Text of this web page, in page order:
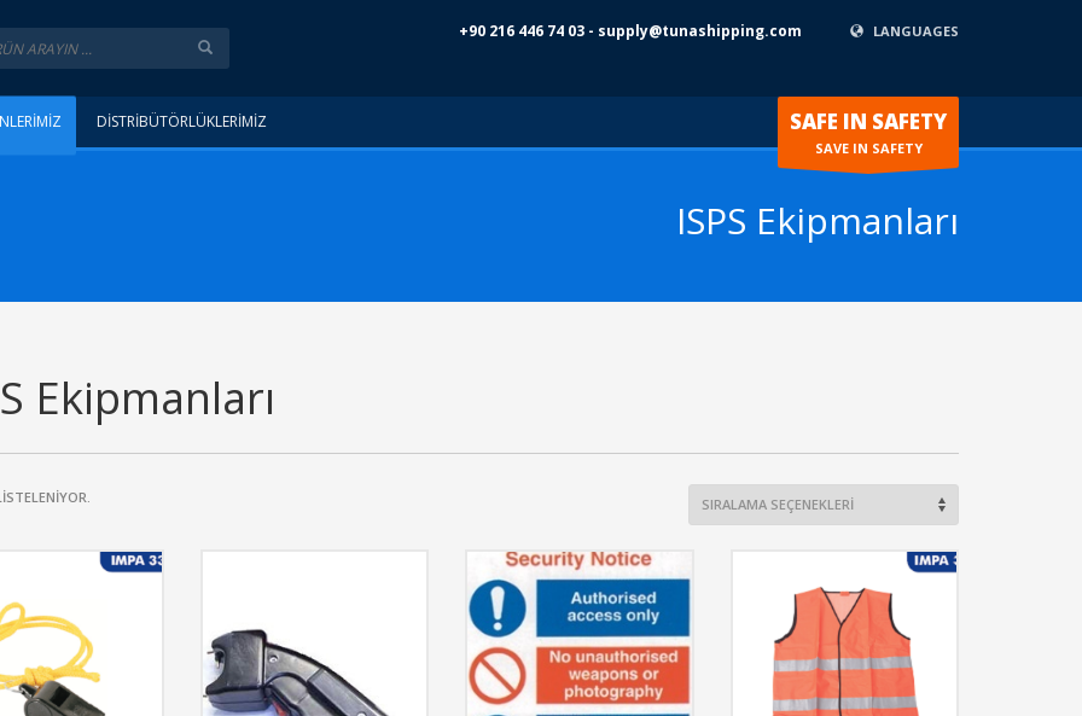
+90 216 446 74 03 - supply@tunashipping.com LANGUAGES
DİSTRİBÜTÖRLÜKLERİMİZ SAFE IN SAFETY
SAVE IN SAFETY
ISPS Ekipmanları
Ekipmanları